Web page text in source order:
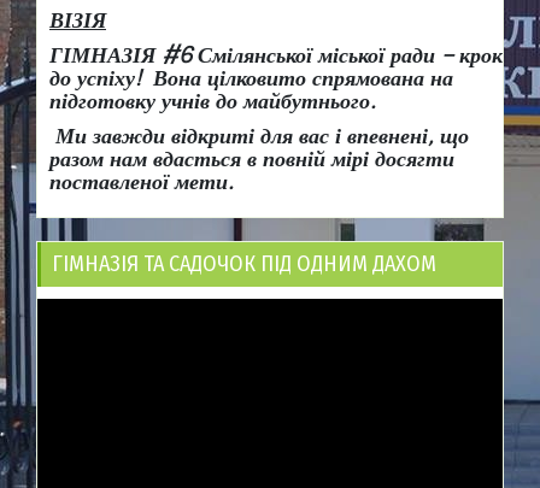
ВІЗІЯ
ГІМНАЗІЯ #6 Смілянської міської ради – крок
до успіху! Вона цілковито спрямована на
підготовку учнів до майбутнього.
Ми завжди відкриті для вас і впевнені, що
разом нам вдасться в повній мірі досягти
поставленої мети.
ГІМНАЗІЯ ТА САДОЧОК ПІД ОДНИМ ДАХОМ